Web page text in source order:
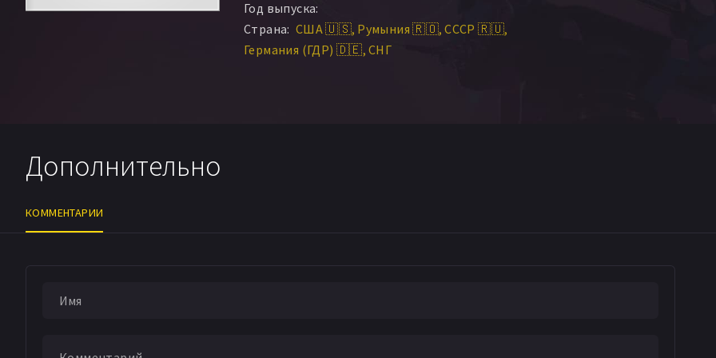
Год выпуска:
Страна: США 🇺🇸 Румыния 🇷🇴 СССР 🇷🇺
Германия (ГДР) 🇩🇪 СНГ
Дополнительно
КОММЕНТАРИИ